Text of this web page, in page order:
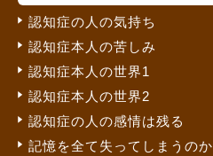
認知症の人の気持ち
認知症本人の苦しみ
認知症本人の世界1
認知症本人の世界2
認知症の人の感情は残る
記憶を全て失ってしまうのか